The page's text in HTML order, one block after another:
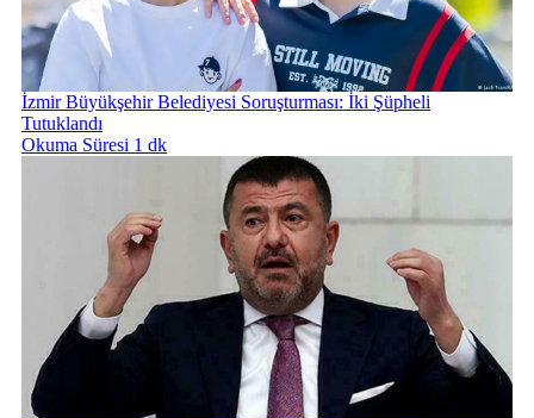
İzmir Büyükşehir Belediyesi Soruşturması: İki Şüpheli
Tutuklandı
Okuma Süresi 1 dk